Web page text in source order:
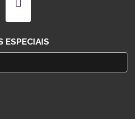
ESPECIAIS